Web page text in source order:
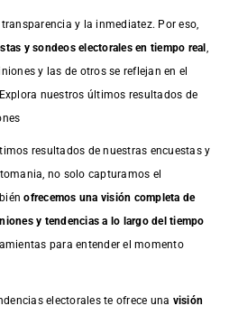
y la inmediatez. Por eso,
y sondeos electorales en tiempo real
y las de otros se reflejan en el
nuestros últimos resultados de
resultados de nuestras encuestasy
no solo capturamos el
ofrecemos una visión completa de
y tendencias a lo largo del tiempo
para entender el momento
electorales te ofrece una visión